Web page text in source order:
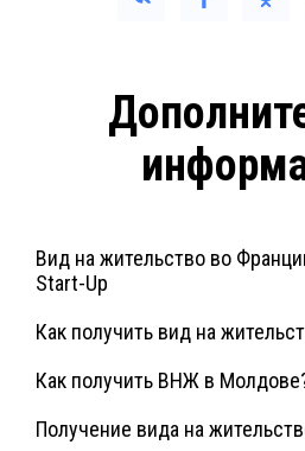
Вид на жительство во
Start-Up
Как получить вид на
Как получить ВНЖ в
Получение вида на